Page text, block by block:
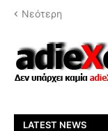
Νεότερη
LATEST NEWS